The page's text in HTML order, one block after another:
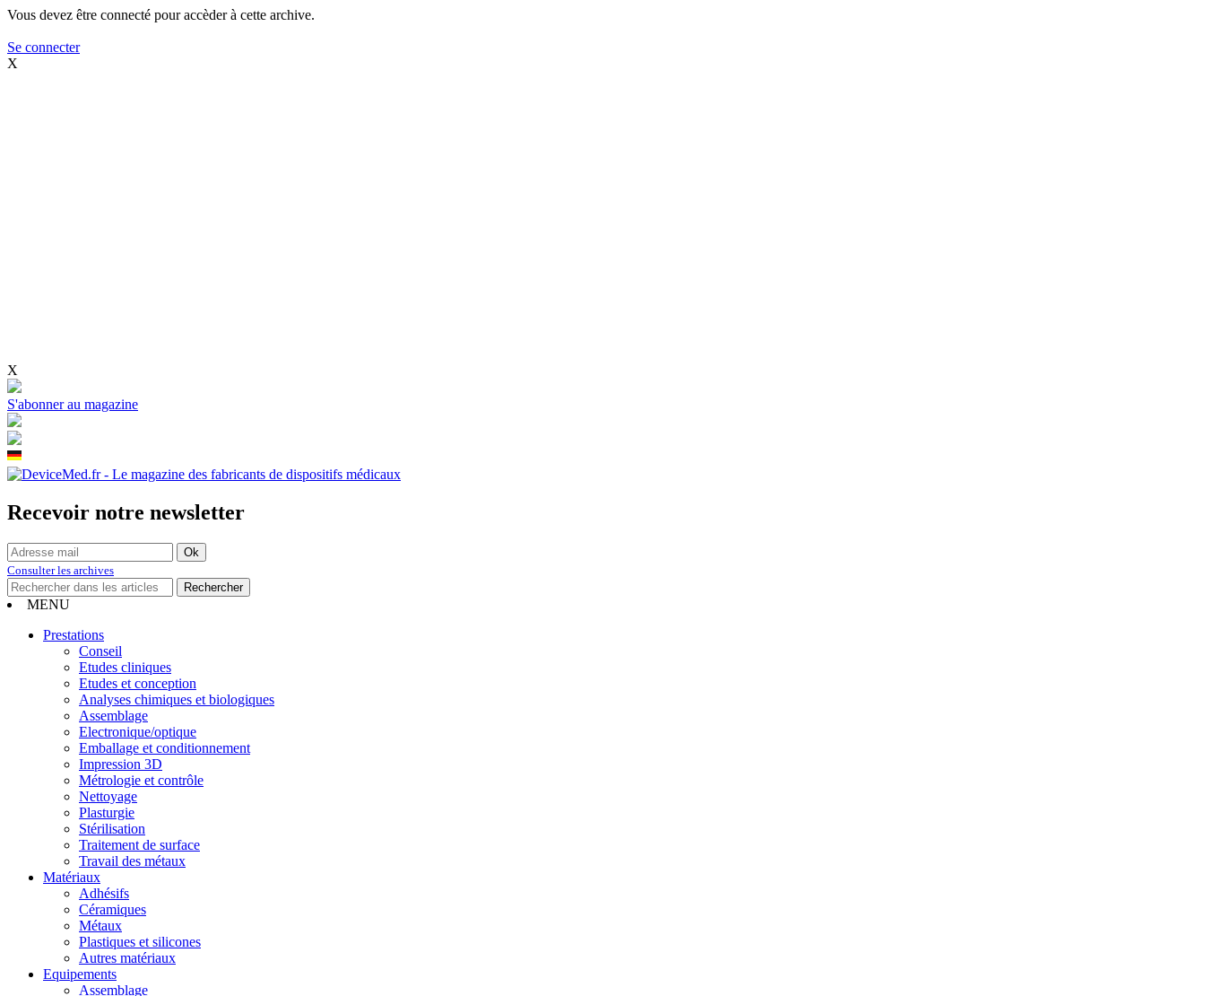
Vous devez être connecté pour accèder à cette archive.
Se connecter
X
X
S'abonner au magazine
Recevoir notre newsletter
Consulter les archives
MENU
Prestations
Conseil
Etudes cliniques
Etudes et conception
Analyses chimiques et biologiques
Assemblage
Electronique/optique
Emballage et conditionnement
Impression 3D
Métrologie et contrôle
Nettoyage
Plasturgie
Stérilisation
Traitement de surface
Travail des métaux
Matériaux
Adhésifs
Céramiques
Métaux
Plastiques et silicones
Autres matériaux
Equipements
Assemblage